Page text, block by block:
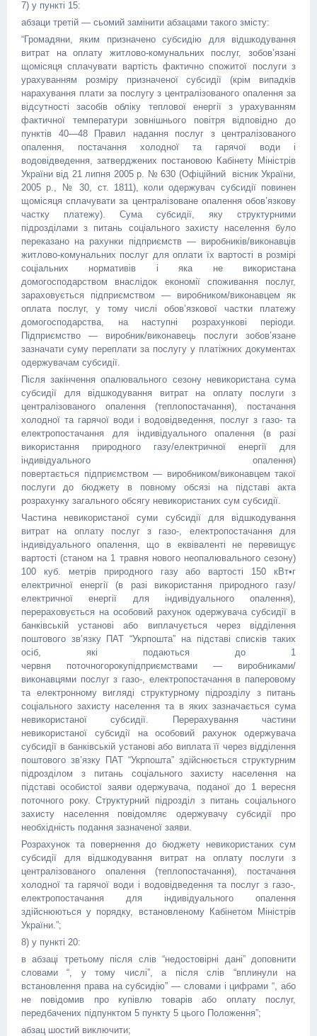
7) у пункті 15:
абзаци третій — сьомий замінити абзацами такого змісту:
“Громадяни, яким призначено субсидію для відшкодування
витрат на оплату житлово-комунальних послуг, зобов’язані
щомісяця сплачувати вартість фактично спожитої послуги з
урахуванням розміру призначеної субсидії (крім випадків
нарахування плати за послугу з централізованого опалення за
відсутності засобів обліку теплової енергії з урахуванням
фактичної температури зовнішнього повітря відповідно до
пунктів 40—48 Правил надання послуг з централізованого
опалення, постачання холодної та гарячої води і
водовідведення, затверджених постановою Кабінету Міністрів
України від 21 липня 2005 р. № 630 (Офіційний вісник України,
2005 р., № 30, ст. 1811), коли одержувач субсидії повинен
щомісяця сплачувати за централізоване опалення обов’язкову
частку платежу). Сума субсидії, яку структурними
підрозділами з питань соціального захисту населення було
переказано на рахунки підприємств — виробників/виконавців
житлово-комунальних послуг для оплати їх вартості в розмірі
соціальних нормативів і яка не використана
домогосподарством внаслідок економії споживання послуг,
зараховується підприємством — виробником/виконавцем як
оплата послуг, у тому числі обов’язкової частки платежу
домогосподарства, на наступні розрахункові періоди.
Підприємство — виробник/виконавець послуги зобов’язане
зазначати суму переплати за послугу у платіжних документах
одержувачам субсидії.
Після закінчення опалювального сезону невикористана сума
субсидії для відшкодування витрат на оплату послуги з
централізованого опалення (теплопостачання), постачання
холодної та гарячої води і водовідведення, послуг з газо- та
електропостачання для індивідуального опалення (в разі
використання природного газу/електричної енергії для
індивідуального опалення)
повертається підприємством — виробником/виконавцем такої
послуги до бюджету в повному обсязі на підставі акта
розрахунку загального обсягу невикористаних сум субсидії.
Частина невикористаної суми субсидії для відшкодування
витрат на оплату послуг з газо-, електропостачання для
індивідуального опалення, що в еквіваленті не перевищує
вартості (станом на 1 травня нового неопалювального сезону)
100 куб. метрів природного газу або вартості 150 кВт•г
електричної енергії (в разі використання природного газу/
електричної енергії для індивідуального опалення),
перераховується на особовий рахунок одержувача субсидії в
банківській установі або виплачується через відділення
поштового зв’язку ПАТ “Укрпошта” на підставі списків таких
осіб, які подаються до 1
червня поточногорокупідприємствами — виробниками/
виконавцями послуг з газо-, електропостачання в паперовому
та електронному вигляді структурному підрозділу з питань
соціального захисту населення та в яких зазначається сума
невикористаної субсидії. Перерахування частини
невикористаної субсидії на особовий рахунок одержувача
субсидії в банківській установі або виплата її через відділення
поштового зв’язку ПАТ “Укрпошта” здійснюється структурним
підрозділом з питань соціального захисту населення на
підставі особистої заяви одержувача, поданої до 1 вересня
поточного року. Структурний підрозділ з питань соціального
захисту населення повідомляє одержувачу субсидії про
необхідність подання зазначеної заяви.
Розрахунок та повернення до бюджету невикористаних сум
субсидії для відшкодування витрат на оплату послуги з
централізованого опалення (теплопостачання), постачання
холодної та гарячої води і водовідведення та послуг з газо-,
електропостачання для індивідуального опалення
здійснюються у порядку, встановленому Кабінетом Міністрів
України.”;
8) у пункті 20:
в абзаці третьому після слів “недостовірні дані” доповнити
словами “, у тому числі”, а після слів “вплинули на
встановлення права на субсидію” — словами і цифрами “, або
не повідомив про купівлю товарів або оплату послуг,
передбачених підпунктом 5 пункту 5 цього Положення”;
абзац шостий виключити;